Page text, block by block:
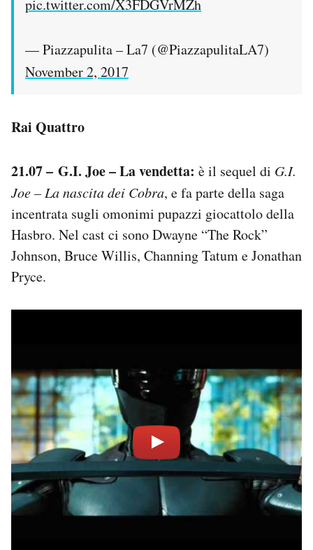
pic.twitter.com/X3FDGVrMZh
— Piazzapulita – La7 (@PiazzapulitaLA7)
November 2, 2017
Rai Quattro
21.07 – G.I. Joe – La vendetta: è il sequel di G.I.
Joe – La nascita dei Cobra, e fa parte della saga
incentrata sugli omonimi pupazzi giocattolo della
Hasbro. Nel cast ci sono Dwayne “The Rock”
Johnson, Bruce Willis, Channing Tatum e Jonathan
Pryce.